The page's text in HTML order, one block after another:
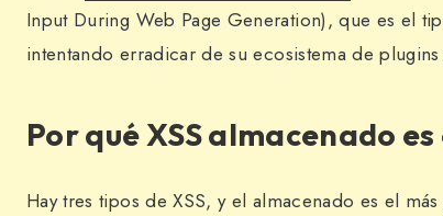
Input During Web Page Generation), que es el
intentando erradicar de su ecosistema de
Por qué XSS almacenado
Hay tres tipos de XSS, y el almacenado es el